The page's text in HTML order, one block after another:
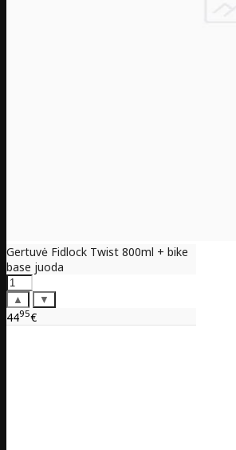
Gertuvė Fidlock Twist 800ml + bike
base juoda
▲ ▼
4495€